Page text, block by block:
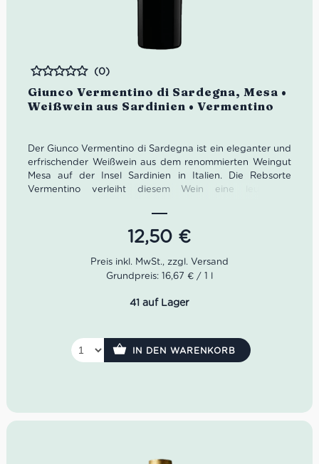
Giunco Vermentino di Sardegna, Mesa •
Weißwein aus Sardinien • Vermentino
Bewertet
(0)
Der Giunco Vermentino di Sardegna ist ein eleganter und
erfrischender Weißwein aus dem renommierten Weingut
Mesa auf der Insel Sardinien in Italien. Die Rebsorte
Vermentino verleiht diesem Wein eine leuchtend
Zitrusfrüchten, weißen Blüten und exotischen Früchten.
Am Gaumen begeistert der Giunco Vermentino mit einer
ausgewogenen Säure und einem langen, mineralischen
Abgang. Perfekt als Aperitif oder begleitend zu
Fischgerichten, Meeresfrüchten oder leichten Vorspeisen.
Eigenschaften vom Primo Bianco Vermentino di
Geruch:Limettenblätter, Mango und Veilchen.
Geschmack:
Trocken
Speisenempfehlung: Fischsuppen und gefüllten
Idealer Versandkarton: 21 Flaschen
12,50 €
Grundpreis: 16,67 € / 1 l
41 auf Lager
IN DEN WARENKORB